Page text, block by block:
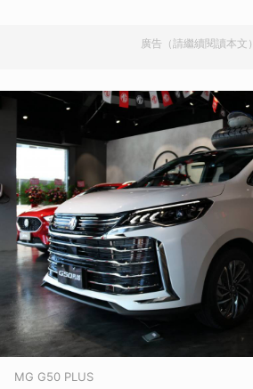
廣告（請繼續閱讀本文）
MG G50 PLUS